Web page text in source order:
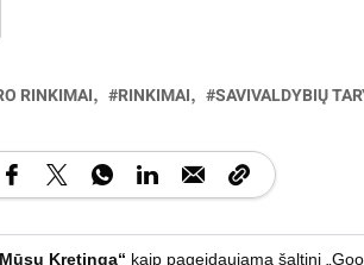
RINKIMAI RINKIMAI SAVIVALDYBIŲ
Kretingą“ kaip pageidaujamą šaltinį